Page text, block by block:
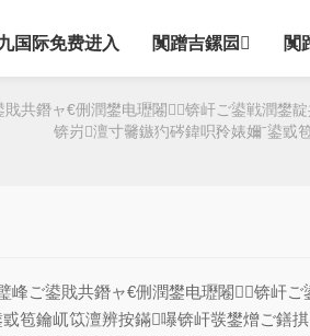
国际免费进入 闃蹭吉鏍囩 闃
共鐕ャ€侀潤鐢电瓑闂锛屽ご鍙戦潤
锛岃澶寸毊鏃犳硶鍏呮矝婊嬭ˉ鍙戜
鍙戝共鐕ャ€侀潤鐢电瓑闂锛屽
笣鑰屼笖澶辨按鏋嚗锛屽彂鐢熷ご